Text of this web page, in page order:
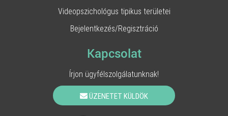
Videopszichológus tipikus területei
Bejelentkezés/Regisztráció
Kapcsolat
Írjon ügyfélszolgálatunknak!
ÜZENETET KÜLDÖK